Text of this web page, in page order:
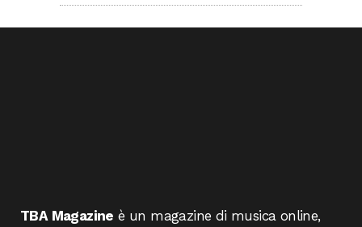
TBA Magazine è un magazine di musica online,